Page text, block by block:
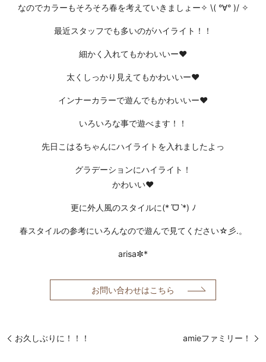
なのでカラーもそろそろ春を考えていきましょー✧ \( °∀° )/ ✧
最近スタッフでも多いのがハイライト！！
細かく入れてもかわいいー❤
太くしっかり見えてもかわいいー❤
インナーカラーで遊んでもかわいいー❤
いろいろな事で遊べます！！
先日こはるちゃんにハイライトを入れましたよっ
グラデーションにハイライト！
かわいい❤
更に外人風のスタイルに(*ˊᗜˋ*) ﾉ
春スタイルの参考にいろんなので遊んで見てください☆彡.。
arisa✼*
お問い合わせはこちら
お久しぶりに！！！ amieファミリー！